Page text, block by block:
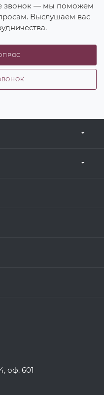
звонок — мы поможем
Выслушаем вас
оф. 601